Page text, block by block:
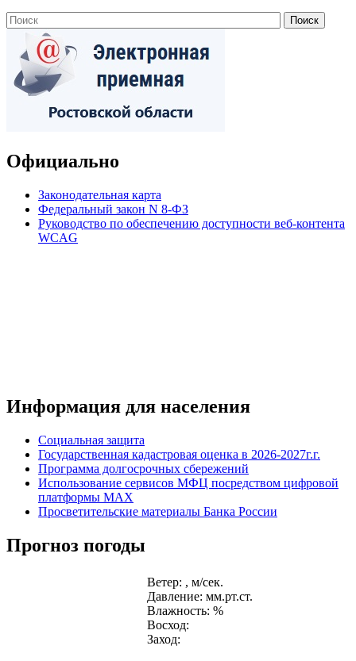
Официально
Законодательная карта
Федеральный закон N 8-ФЗ
Руководство по обеспечению доступности веб-контента
WCAG
Информация для населения
Социальная защита
Государственная кадастровая оценка в 2026-2027г.г.
Программа долгосрочных сбережений
Использование сервисов МФЦ посредством цифровой
платформы MAX
Просветительские материалы Банка России
Прогноз погоды
Ветер: , м/сек.
Давление: мм.рт.ст.
Влажность: %
Восход:
Заход: